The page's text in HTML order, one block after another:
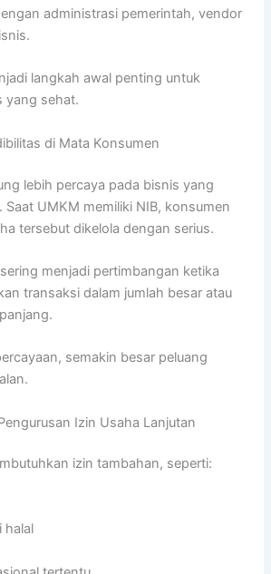
administrasi pemerintah, vendor
langkah awal penting untuk
yang sehat.
di Mata Konsumen
lebih percaya pada bisnis yang
UMKM memiliki NIB, konsumen
tersebut dikelola dengan serius.
menjadi pertimbangan ketika
transaksi dalam jumlah besar atau
semakin besar peluang
Izin Usaha Lanjutan
izin tambahan, seperti:
halal